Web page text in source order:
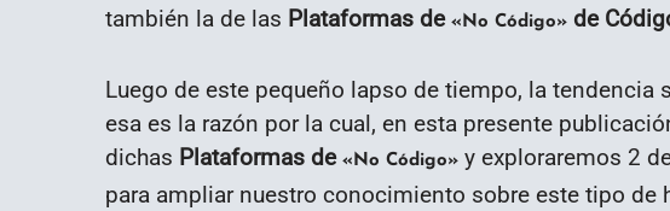
también la de las Plataformas de «No Código» de
Luego de este pequeño lapso de tiempo, la tendencia
esa es la razón por la cual, en esta presente
dichas Plataformas de «No Código» y exploraremos 2
para ampliar nuestro conocimiento sobre este tipo de